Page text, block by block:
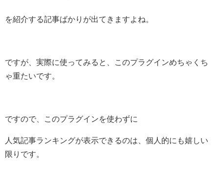
を紹介する記事ばかりが出てきますよね。
ですが、実際に使ってみると、このプラグインめちゃくち
ゃ重たいです。
ですので、このプラグインを使わずに
人気記事ランキングが表示できるのは、個人的にも嬉しい
限りです。